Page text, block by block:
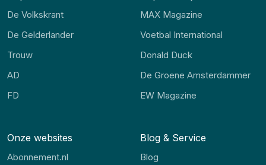
De Volkskrant
De Gelderlander
Trouw
AD
FD
MAX Magazine
Voetbal International
Donald Duck
De Groene Amsterdammer
EW Magazine
Onze websites
Abonnement.nl
Blog & Service
Blog